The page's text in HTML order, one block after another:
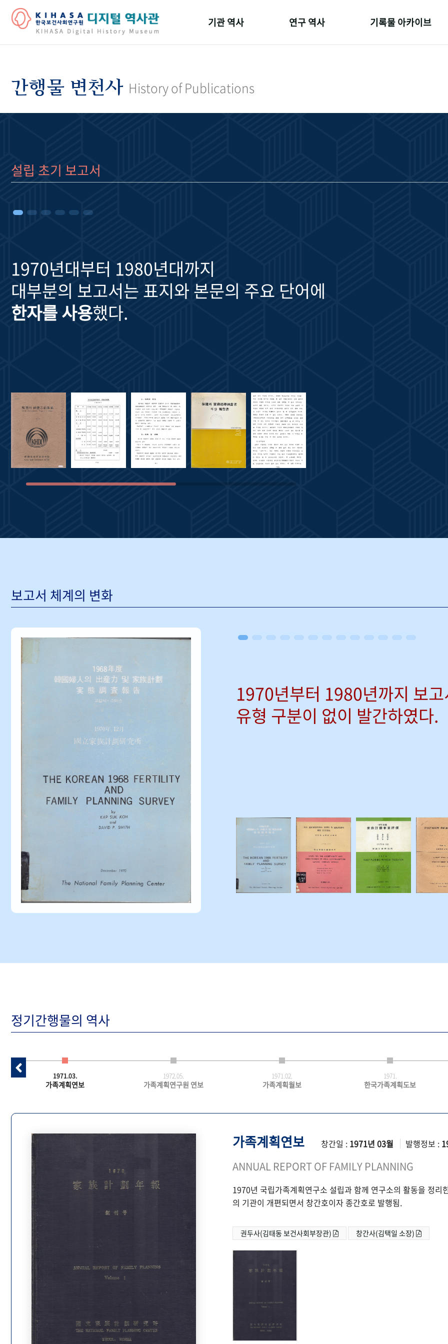
기관 역사
기관 변천사
연구 역사 기록물 아카이브
간행물 변천사 History of Publications
설립 초기 보고서
1970년대부터 1980년대까지
대부분의 보고서는 표지와 본문의 주요 단어에
한자를 사용했다.
보고서 체계의 변화
1970년부터 1980년까지 보
유형 구분이 없이 발간하였다.
정기간행물의 역사
1971.03.
가족계획연보
1972.05.
가족계획연구원 연보
1971.02.
가족계획월보
1971.
한국가족계획도보
가족계획연보 창간일 : 1971년 03월 발행정보 :
ANNUAL REPORT OF FAMILY PLANNING
1970년 국립가족계획연구소 설립과 함께 연구소의 활동을 정
의 기관이 개편되면서 창간호이자 종간호로 발행됨.
권두사(김태동 보건사회부장관) 창간사(김택일 소장)